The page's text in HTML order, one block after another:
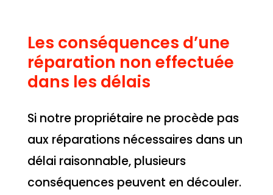
Les conséquences d’une
réparation non effectuée
dans les délais
Si notre propriétaire ne procède pas
aux réparations nécessaires dans un
délai raisonnable, plusieurs
conséquences peuvent en découler.